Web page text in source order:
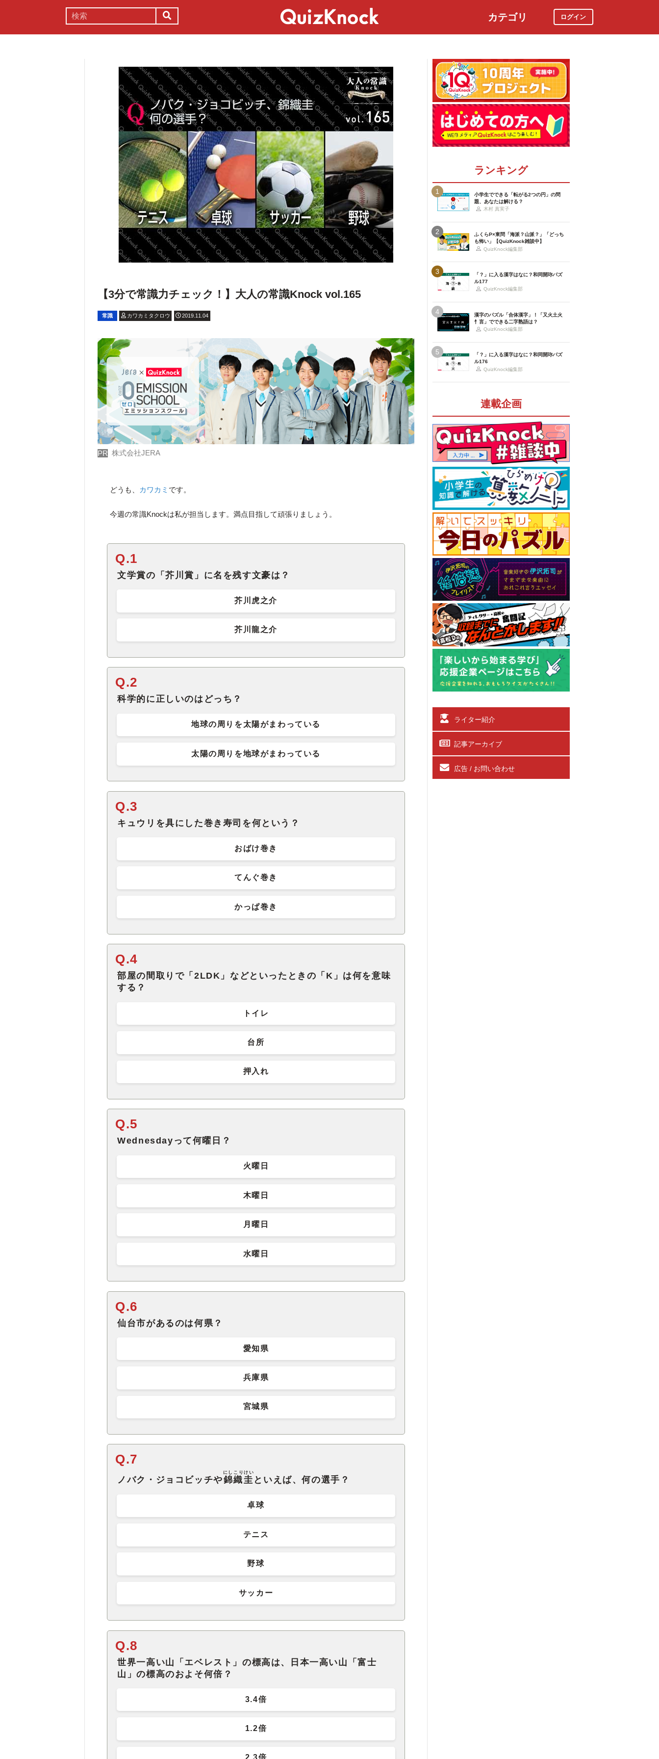
カテゴリ ログイン
【3分で常識力チェック！】大人の常識Knock vol.165
常識 カワカミタクロウ 2019.11.04
PR 株式会社JERA
どうも、 カワカミ です。
今週の常識Knockは私が担当します。満点目指して頑張りましょう。
Q.1
文学賞の「芥川賞」に名を残す文豪は？
芥川虎之介
芥川龍之介
Q.2
科学的に正しいのはどっち？
地球の周りを太陽がまわっている
太陽の周りを地球がまわっている
Q.3
キュウリを具にした巻き寿司を何という？
おばけ巻き
てんぐ巻き
かっぱ巻き
Q.4
部屋の間取りで「2LDK」などといったときの「K」は何を意味
する？
トイレ
台所
押入れ
Q.5
Wednesdayって何曜日？
火曜日
木曜日
月曜日
水曜日
Q.6
仙台市があるのは何県？
愛知県
兵庫県
宮城県
Q.7
ノバク・ジョコビッチや錦織圭
にしこりけい
といえば、何の選手？
卓球
テニス
野球
サッカー
Q.8
世界一高い山「エベレスト」の標高は、日本一高い山「富士
山」の標高のおよそ何倍？
3.4倍
1.2倍
ランキング
1
小学生でできる「転がる2つの円」の問
題、あなたは解ける？
木村 真実子
2
ふくらP×東問「海派？山派？」「どっち
も怖い」【QuizKnock雑談中】
QuizKnock編集部
3
「？」に入る漢字はなに？和同開珎パズ
ル177
QuizKnock編集部
4
漢字のパズル「合体漢字」！「又火土火
忄言」でできる二字熟語は？
QuizKnock編集部
5
「？」に入る漢字はなに？和同開珎パズ
ル176
QuizKnock編集部
連載企画
ライター紹介
記事アーカイブ
広告 / お問い合わせ